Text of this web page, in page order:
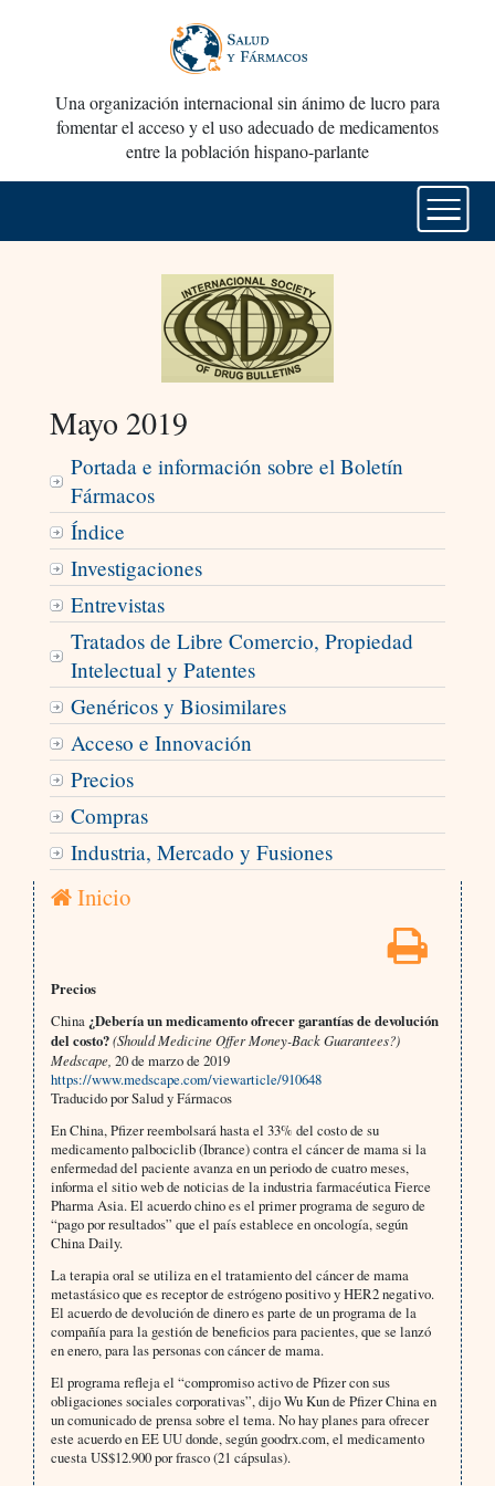
Una organización internacional sin ánimo de lucro para
fomentar el acceso y el uso adecuado de medicamentos
entre la población hispano-parlante
Mayo 2019
Portada e información sobre el Boletín
Fármacos
Índice
Investigaciones
Entrevistas
Tratados de Libre Comercio, Propiedad
Intelectual y Patentes
Genéricos y Biosimilares
Acceso e Innovación
Precios
Compras
Industria, Mercado y Fusiones
Inicio
Precios
China¿Debería un medicamento ofrecer garantías de devolución
del costo?(Should Medicine Offer Money-Back Guarantees?)
Medscape, 20 de marzo de 2019
https://www.medscape.com/viewarticle/910648
Traducido por Salud y Fármacos
En China, Pfizer reembolsará hasta el 33% del costo de su
medicamento palbociclib (Ibrance) contra el cáncer de mama si la
enfermedad del paciente avanza en un periodo de cuatro meses,
informa el sitio web de noticias de la industria farmacéutica Fierce
Pharma Asia. El acuerdo chino es el primer programa de seguro de
“pago por resultados” que el país establece en oncología, según
China Daily.
La terapia oral se utiliza en el tratamiento del cáncer de mama
metastásico que es receptor de estrógeno positivo y HER2 negativo.
El acuerdo de devolución de dinero es parte de un programa de la
compañía para la gestión de beneficios para pacientes, que se lanzó
en enero, para las personas con cáncer de mama.
El programa refleja el “compromiso activo de Pfizer con sus
obligaciones sociales corporativas”, dijo Wu Kun de Pfizer China en
un comunicado de prensa sobre el tema. No hay planes para ofrecer
este acuerdo en EE UU donde, según goodrx.com, el medicamento
cuesta US$12.900 por frasco (21 cápsulas).